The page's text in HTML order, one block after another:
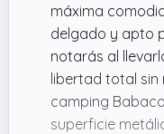
máxima
delgado y apto
notarás al
libertad total sin
camping
superficie